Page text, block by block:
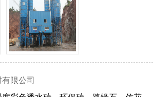
限公司